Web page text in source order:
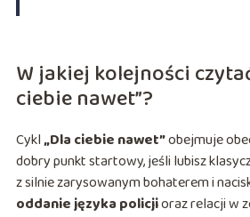
W jakiej kolejności
ciebie nawet”?
Cykl„Dla ciebie nawet”obejmuje
dobry punkt startowy, jeśli lubisz
z silnie zarysowanym bohaterem i
oddanie języka policjioraz relacji w